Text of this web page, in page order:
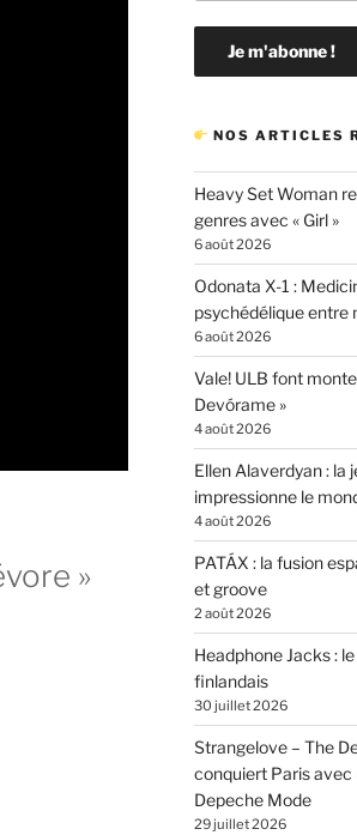
»
NOS ARTICLES
Heavy Set Woman
genres avec « Girl »
6 août 2026
Odonata X-1 :
psychédélique entre
6 août 2026
Vale! ULB font
Devórame »
4 août 2026
Ellen Alaverdyan : la
impressionne le
4 août 2026
PATÁX : la fusion
et groove
2 août 2026
Headphone Jacks :
finlandais
30 juillet 2026
Strangelove – The
conquiert Paris
Depeche Mode
29 juillet 2026